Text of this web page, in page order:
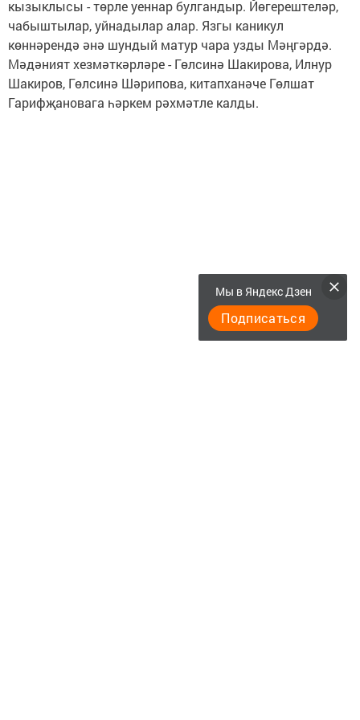
кызыклысы - төрле уеннар булгандыр. Йөгерештеләр,
чабыштылар, уйнадылар алар. Язгы каникул
көннәрендә әнә шундый матур чара узды Мәңгәрдә.
Мәдәният хезмәткәрләре - Гөлсинә Шакирова, Илнур
Шакиров, Гөлсинә Шәрипова, китапханәче Гөлшат
Гарифҗановага һәркем рәхмәтле калды.
Мы в Яндекс Дзен
Подписаться